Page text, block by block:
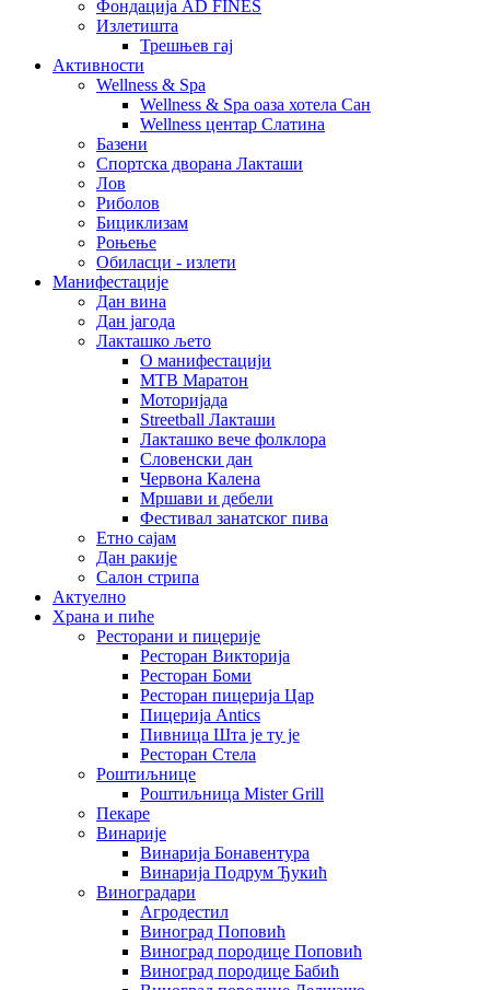
Фондација AD FINES
Излетишта
Трешњев гај
Активности
Wellness & Spa
Wellness & Spa оаза хотела Сан
Wellness центар Слатина
Базени
Спортска дворана Лакташи
Лов
Риболов
Бициклизам
Роњење
Обиласци - излети
Манифестације
Дан вина
Дан јагода
Лакташко љето
О манифестацији
MTB Маратон
Моторијада
Streetball Лакташи
Лакташко вече фолклора
Словенски дан
Червона Калена
Мршави и дебели
Фестивал занатског пива
Етно сајам
Дан ракије
Салон стрипа
Актуелно
Храна и пиће
Ресторани и пицерије
Ресторан Викторија
Ресторан Боми
Ресторан пицерија Цар
Пицерија Аntics
Пивница Шта је ту је
Ресторан Стела
Роштиљнице
Роштиљница Mister Grill
Пекаре
Винарије
Винарија Бонавентура
Винарија Подрум Ђукић
Виноградари
Агродестил
Виноград Поповић
Виноград породице Поповић
Виноград породице Бабић